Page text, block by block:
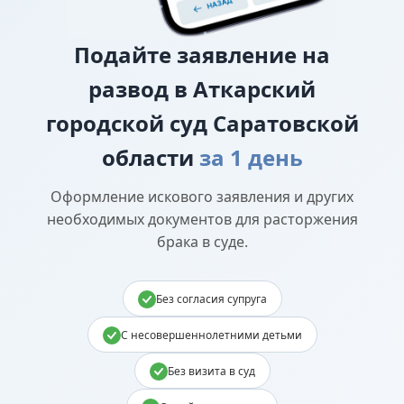
Подайте заявление на
развод в Аткарский
городской суд Саратовской
области за 1 день
Оформление искового заявления и других
необходимых документов для расторжения
брака в суде.
Без согласия супруга
С несовершеннолетними детьми
Без визита в суд